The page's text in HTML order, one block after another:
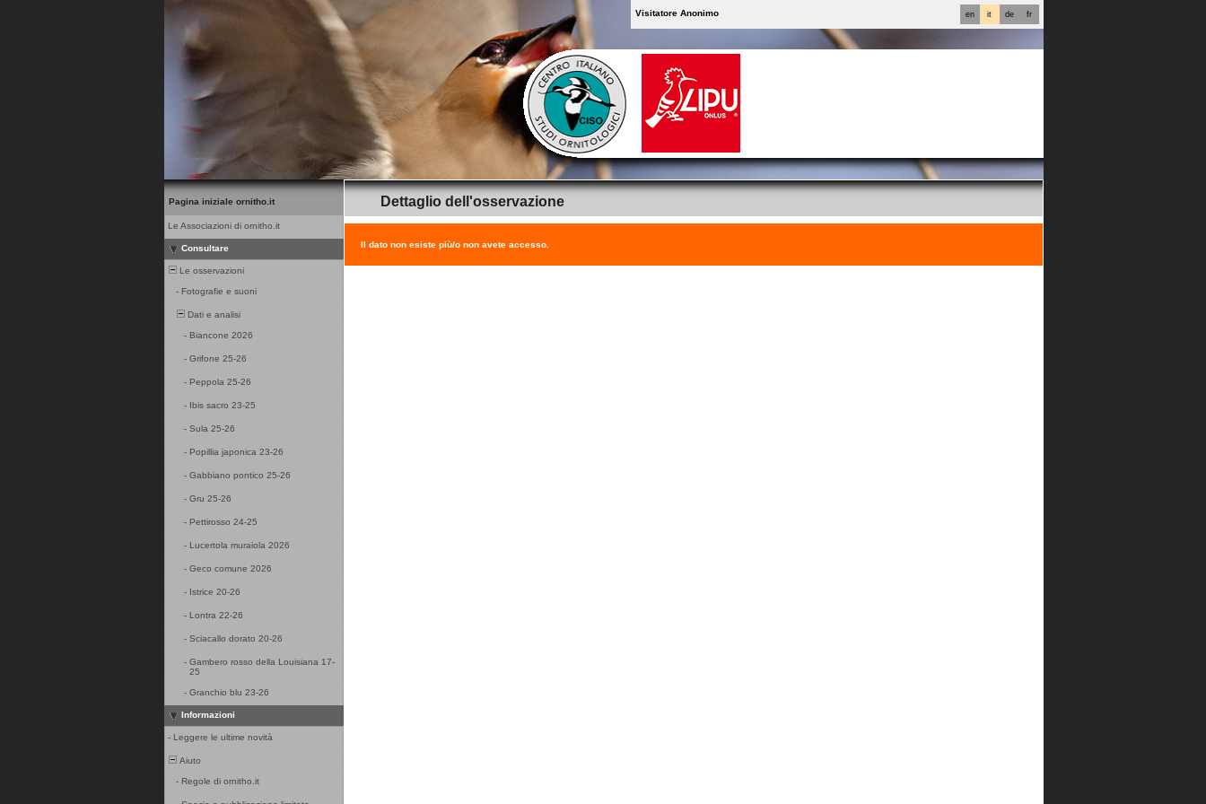
fr
de
it
en
Visitatore Anonimo
Pagina iniziale ornitho.it
Le Associazioni di ornitho.it
Consultare
Le osservazioni
- Fotografie e suoni
Dati e analisi
- Biancone 2026
- Grifone 25-26
- Peppola 25-26
- Ibis sacro 23-25
- Sula 25-26
- Popillia japonica 23-26
- Gabbiano pontico 25-26
- Gru 25-26
- Pettirosso 24-25
- Lucertola muraiola 2026
- Geco comune 2026
- Istrice 20-26
- Lontra 22-26
- Sciacallo dorato 20-26
- Gambero rosso della Louisiana 17-
25
- Granchio blu 23-26
Informazioni
- Leggere le ultime novità
Aiuto
- Regole di ornitho.it
Dettaglio dell'osservazione
Il dato non esiste più/o non avete accesso.